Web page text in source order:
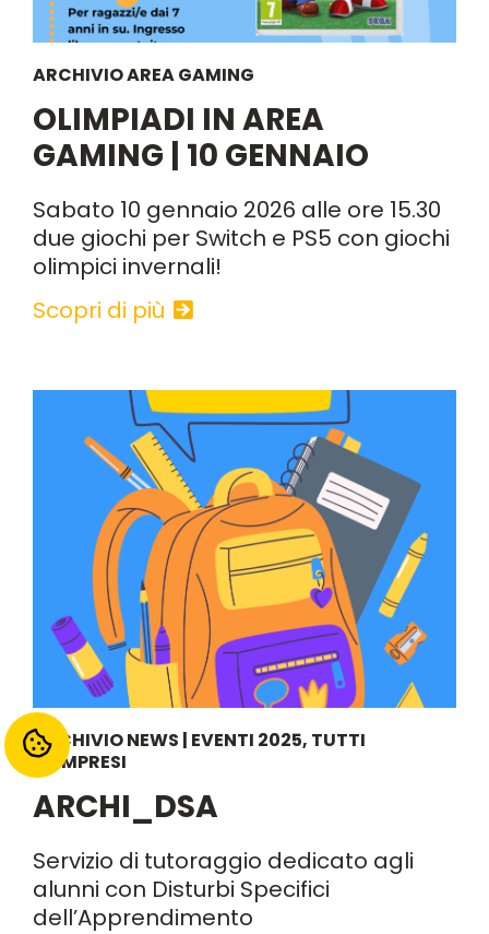
ARCHIVIO AREA GAMING
OLIMPIADI IN AREA
GAMING | 10 GENNAIO
Sabato 10 gennaio 2026 alle ore 15.30
due giochi per Switch e PS5 con giochi
olimpici invernali!
Scopri di più
ARCHIVIO NEWS | EVENTI 2025, TUTTI
COMPRESI
ARCHI_DSA
Servizio di tutoraggio dedicato agli
alunni con Disturbi Specifici
dell’Apprendimento